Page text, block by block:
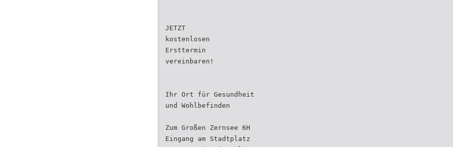
JETZT
kostenlosen
Ersttermin
vereinbaren!
Ihr Ort für Gesundheit
und Wohlbefinden
Zum Großen Zernsee 6H
Eingang am Stadtplatz